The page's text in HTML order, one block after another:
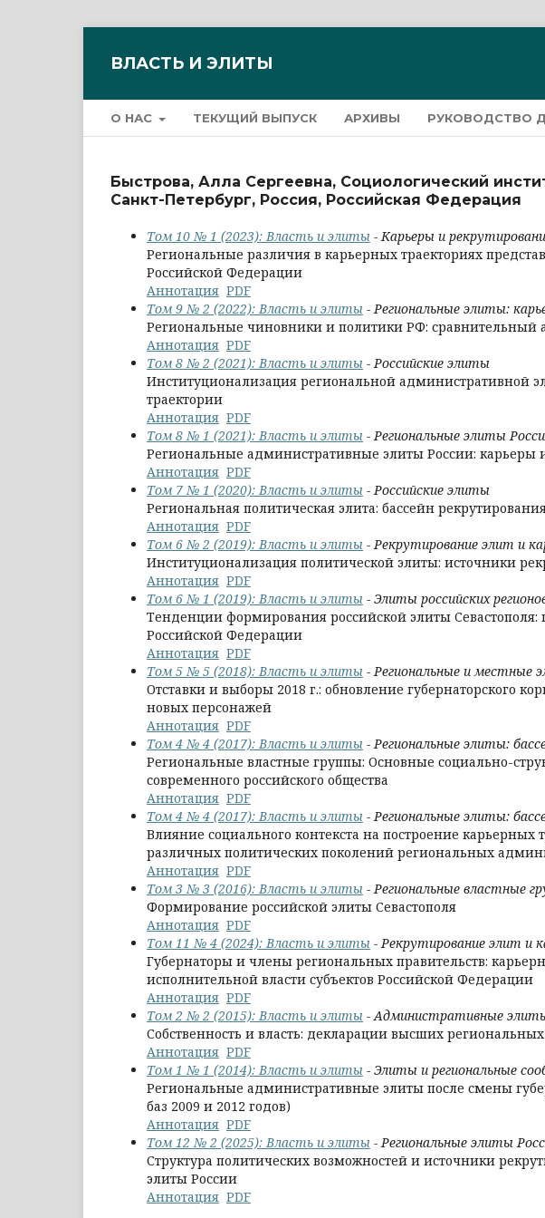
ВЛАСТЬ И ЭЛИТЫ
О НАС ТЕКУЩИЙ ВЫПУСК АРХИВЫ РУКОВОДСТВО
Быстрова, Алла Сергеевна, Социологический
Санкт-Петербург, Россия, Российская Федерация
Том 10 № 1 (2023): Власть и элиты - Карьеры и
Региональные различия в карьерных траекториях
Российской Федерации
Аннотация PDF
Том 9 № 2 (2022): Власть и элиты - Региональные элиты:
Региональные чиновники и политики РФ: сравнительный
Аннотация PDF
Том 8 № 2 (2021): Власть и элиты - Российские элиты
Институционализация региональной административной
траектории
Аннотация PDF
Том 8 № 1 (2021): Власть и элиты - Региональные элиты
Региональные административные элиты России: карьеры
Аннотация PDF
Том 7 № 1 (2020): Власть и элиты - Российские элиты
Региональная политическая элита: бассейн
Аннотация PDF
Том 6 № 2 (2019): Власть и элиты - Рекрутирование элит и
Институционализация политической элиты: источники
Аннотация PDF
Том 6 № 1 (2019): Власть и элиты - Элиты российских
Тенденции формирования российской элиты Севастополя:
Российской Федерации
Аннотация PDF
Том 5 № 5 (2018): Власть и элиты - Региональные и местные
Отставки и выборы 2018 г.: обновление губернаторского
новых персонажей
Аннотация PDF
Том 4 № 4 (2017): Власть и элиты - Региональные элиты:
Региональные властные группы: Основные социально-
современного российского общества
Аннотация PDF
Том 4 № 4 (2017): Власть и элиты - Региональные элиты:
Влияние социального контекста на построение карьерных
различных политических поколений региональных
Аннотация PDF
Том 3 № 3 (2016): Власть и элиты - Региональные властные
Формирование российской элиты Севастополя
Аннотация PDF
Том 11 № 4 (2024): Власть и элиты - Рекрутирование элит и
Губернаторы и члены региональных правительств:
исполнительной власти субъектов Российской Федерации
Аннотация PDF
Том 2 № 2 (2015): Власть и элиты - Административные
Собственность и власть: декларации высших
Аннотация PDF
Том 1 № 1 (2014): Власть и элиты - Элиты и региональные
Региональные административные элиты после смены
баз 2009 и 2012 годов)
Аннотация PDF
Том 12 № 2 (2025): Власть и элиты - Региональные элиты
Структура политических возможностей и источники
элиты России
Аннотация PDF